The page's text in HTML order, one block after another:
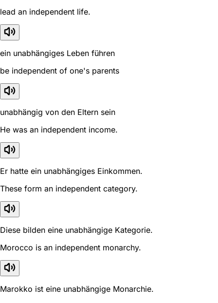
lead an independent life.
ein unabhängiges Leben führen
be independent of one's parents
unabhängig von den Eltern sein
He was an independent income.
Er hatte ein unabhängiges Einkommen.
These form an independent category.
Diese bilden eine unabhängige Kategorie.
Morocco is an independent monarchy.
Marokko ist eine unabhängige Monarchie.